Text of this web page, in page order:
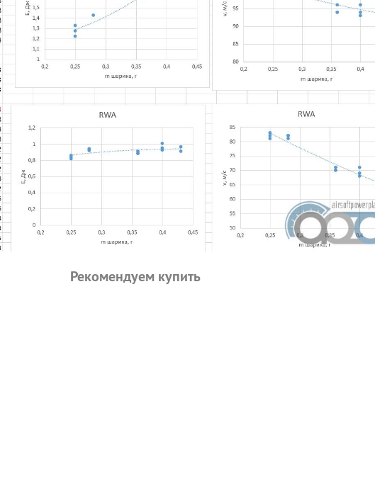
Рекомендуем купить